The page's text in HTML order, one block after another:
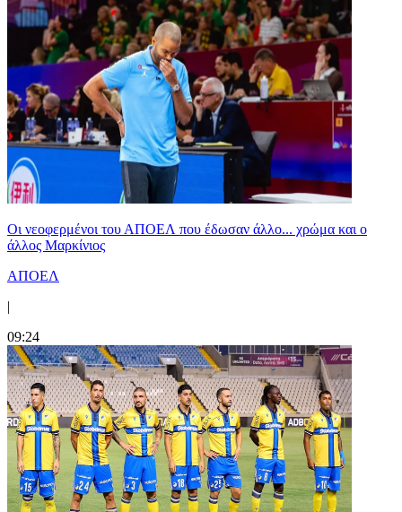
Οι νεοφερμένοι του ΑΠΟΕΛ που έδωσαν άλλο... χρώμα και ο
άλλος Μαρκίνιος
ΑΠΟΕΛ
|
09:24